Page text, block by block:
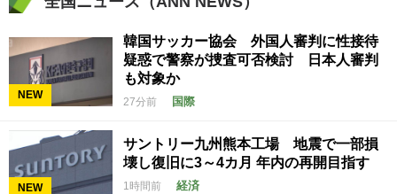
NEW
韓国サッカー協会 外国人審判に性接待
疑惑で警察が捜査可否検討 日本人審判
も対象か
27分前 国際
NEW
サントリー九州熊本工場 地震で一部損
壊し復旧に3～4カ月 年内の再開目指す
1時間前 経済